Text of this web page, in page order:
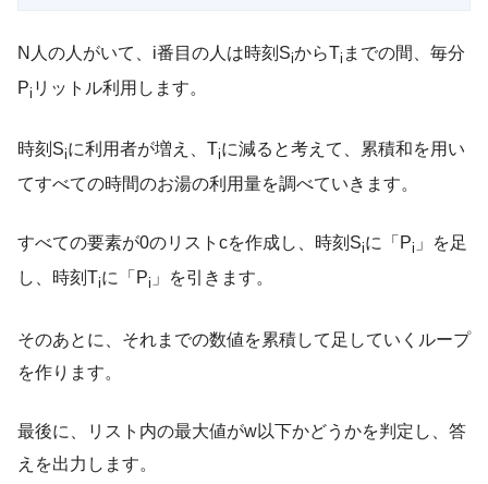
N人の人がいて、i番目の人は時刻SiからTi までの間、毎分
Pi リットル利用します。
時刻Siに利用者が増え、Tiに減ると考えて、累積和を用い
てすべての時間のお湯の利用量を調べていきます。
すべての要素が0のリストcを作成し、時刻Siに「Pi 」を足
し、時刻Tiに「Pi 」を引きます。
そのあとに、それまでの数値を累積して足していくループ
を作ります。
最後に、リスト内の最大値がw以下かどうかを判定し、答
えを出力します。